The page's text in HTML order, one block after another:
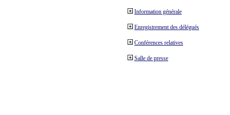
Information générale
Enregistrement des délégués
Conférences relatives
Salle de presse